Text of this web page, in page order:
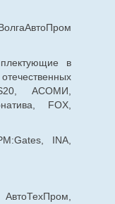
в
АСОМИ,
FOX,
INA,